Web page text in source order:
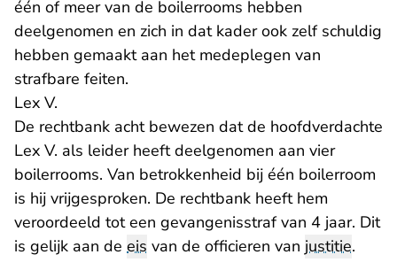
één of meer van de boilerrooms hebben
deelgenomen en zich in dat kader ook zelf schuldig
hebben gemaakt aan het medeplegen van
strafbare feiten.
Lex V.
De rechtbank acht bewezen dat de hoofdverdachte
Lex V. als leider heeft deelgenomen aan vier
boilerrooms. Van betrokkenheid bij één boilerroom
is hij vrijgesproken. De rechtbank heeft hem
veroordeeld tot een gevangenisstraf van 4 jaar. Dit
is gelijk aan de eis van de officieren van justitie.